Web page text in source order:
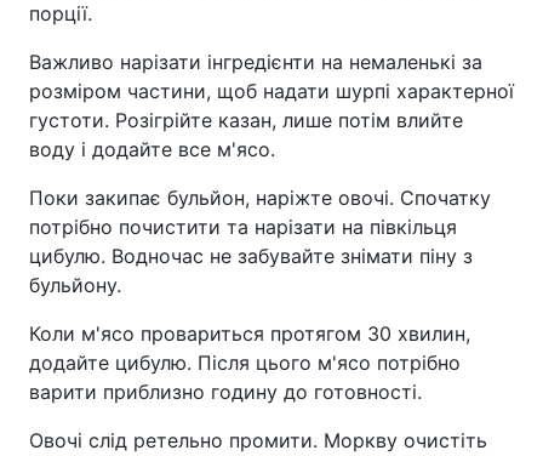
порції.
Важливо нарізати інгредієнти на немаленькі за
розміром частини, щоб надати шурпі характерної
густоти. Розігрійте казан, лише потім влийте
воду і додайте все м'ясо.
Поки закипає бульйон, наріжте овочі. Спочатку
потрібно почистити та нарізати на півкільця
цибулю. Водночас не забувайте знімати піну з
бульйону.
Коли м'ясо провариться протягом 30 хвилин,
додайте цибулю. Після цього м'ясо потрібно
варити приблизно годину до готовності.
Овочі слід ретельно промити. Моркву очистіть